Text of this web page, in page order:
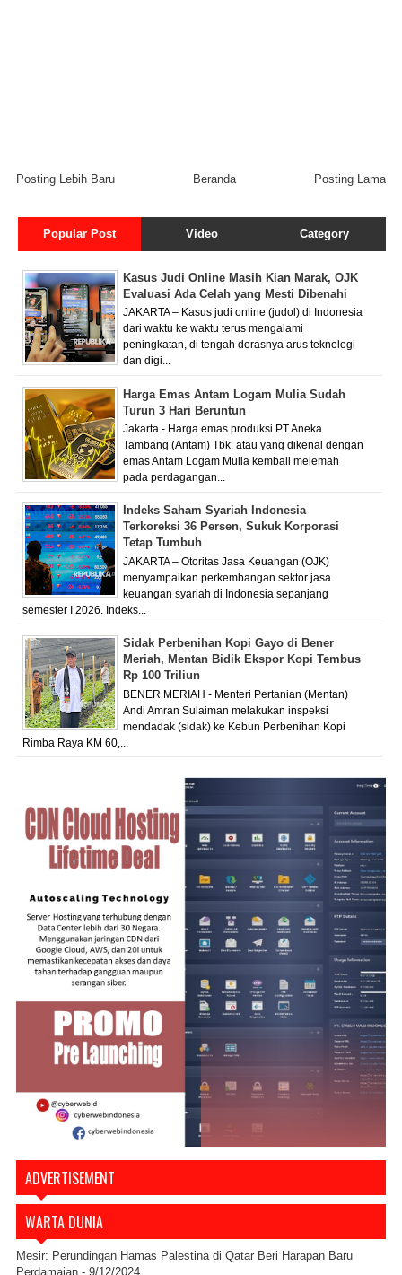
Posting Lebih Baru Posting Lama
Beranda
Popular Post Video Category
Kasus Judi Online Masih Kian Marak, OJK
Evaluasi Ada Celah yang Mesti Dibenahi
JAKARTA – Kasus judi online (judol) di Indonesia
dari waktu ke waktu terus mengalami
peningkatan, di tengah derasnya arus teknologi
dan digi...
Harga Emas Antam Logam Mulia Sudah
Turun 3 Hari Beruntun
Jakarta - Harga emas produksi PT Aneka
Tambang (Antam) Tbk. atau yang dikenal dengan
emas Antam Logam Mulia kembali melemah
pada perdagangan...
Indeks Saham Syariah Indonesia
Terkoreksi 36 Persen, Sukuk Korporasi
Tetap Tumbuh
JAKARTA – Otoritas Jasa Keuangan (OJK)
menyampaikan perkembangan sektor jasa
keuangan syariah di Indonesia sepanjang
semester I 2026. Indeks...
Sidak Perbenihan Kopi Gayo di Bener
Meriah, Mentan Bidik Ekspor Kopi Tembus
Rp 100 Triliun
BENER MERIAH - Menteri Pertanian (Mentan)
Andi Amran Sulaiman melakukan inspeksi
mendadak (sidak) ke Kebun Perbenihan Kopi
Rimba Raya KM 60,...
ADVERTISEMENT
WARTA DUNIA
Mesir: Perundingan Hamas Palestina di Qatar Beri Harapan Baru
Perdamaian - 9/12/2024